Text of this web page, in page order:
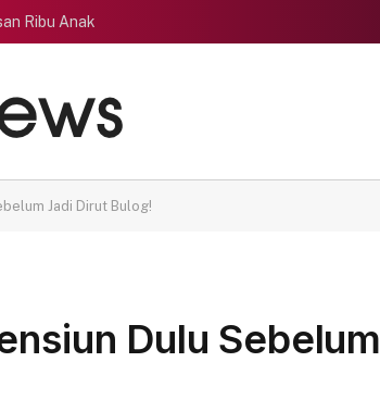
Ribu Anak
Jadi Dirut Bulog!
Dulu Sebelum